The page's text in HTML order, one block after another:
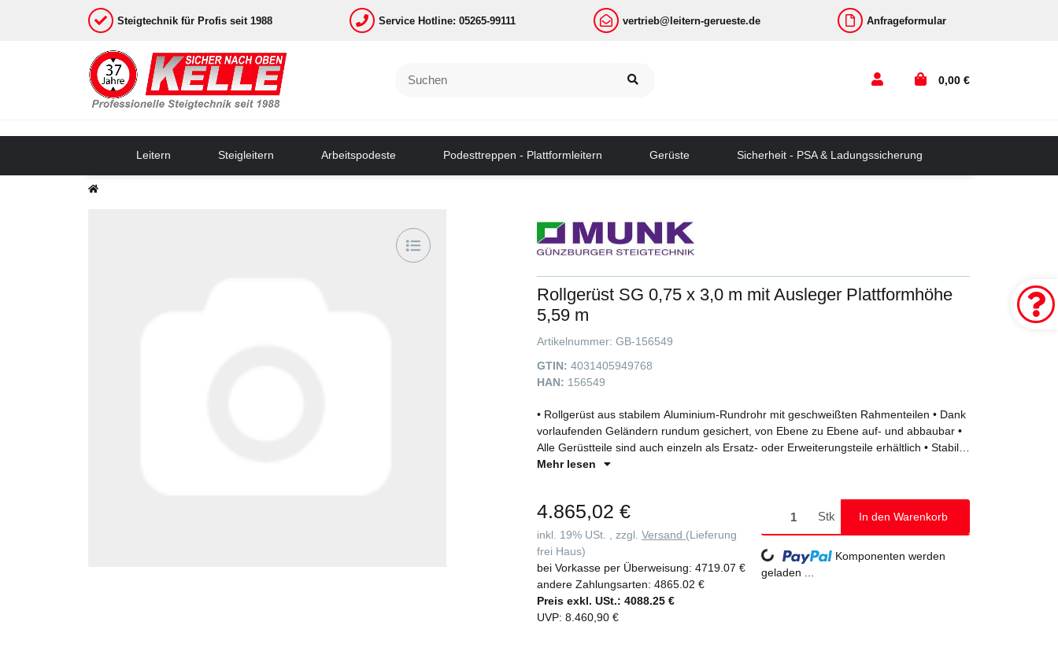
Steigtechnik für Profis seit 1988 Service Hotline: 05265-99111 vertrieb@leitern-gerueste.de Anfrageformular
0,00 €
Leitern Steigleitern Arbeitspodeste Podesttreppen - Plattformleitern Gerüste Sicherheit - PSA & Ladungssicherung
Rollgerüst SG 0,75 x 3,0 m mit Ausleger Plattformhöhe
5,59 m
Artikelnummer: GB-156549
GTIN: 4031405949768
HAN: 156549
• Rollgerüst aus stabilem Aluminium-Rundrohr mit geschweißten Rahmenteilen • Dank
vorlaufenden Geländern rundum gesichert, von Ebene zu Ebene auf- und abbaubar •
Alle Gerüstteile sind auch einzeln als Ersatz- oder Erweiterungsteile erhältlich • Stabil
und flexibel durch klappbare Ausleger • Ideal auch für den wandseitigen Aufbau oder
Lasteinleitung, Feststellern und Spindeln • Aluminium-Bordbretter und
Geländerrahmen mit integrierter Knieleiste zur Absturzsicherung • Werkzeugloser Auf-
und Abbau dank Steckverbindungen und Schnellverschlüssen • Geringes Gewicht der
Einzelteile für ein einfaches Handling • Unterschiedliche Plattformlängen erhältlich
(1,80 / 2,45 / 3,0 m) • Arbeitshöhen bis 12,35 m • GS-geprüft nach DIN EN 1004 •
Lastklasse/Gerüstgruppe 3: 2,0 kN/m²
Mehr lesen
4.865,02 €
inkl. 19% USt. , zzgl. Versand (Lieferung
frei Haus)
bei Vorkasse per Überweisung: 4719.07 €
andere Zahlungsarten: 4865.02 €
Preis exkl. USt.: 4088.25 €
UVP: 8.460,90 €
Stk In den Warenkorb
Loading...
Komponenten werden
geladen ...